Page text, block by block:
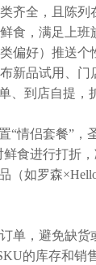
齐全，且陈列
食，满足上班
偏好）推送个
新品试用、门
、到店自提，
“情侣套餐”，
食进行打折，
如罗森
单，避免缺货
的库存和销